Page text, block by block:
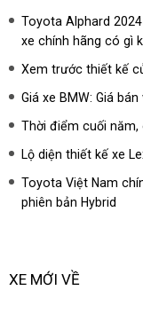
Toyota Alphard
xe chính hãng có gì
Xem trước thiết kế
Giá xe BMW: Giá
Thời điểm cuối
Lộ diện thiết kế xe
Toyota Việt Nam
phiên bản Hybrid
XE MỚI VỀ